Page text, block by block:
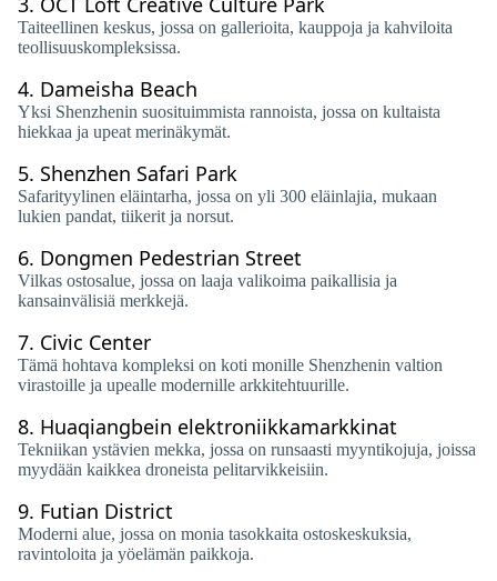
Taiteellinen keskus, jossa on gallerioita, kauppoja ja kahviloita
teollisuuskompleksissa.
4. Dameisha Beach
Yksi Shenzhenin suosituimmista rannoista, jossa on kultaista
hiekkaa ja upeat merinäkymät.
5. Shenzhen Safari Park
Safarityylinen eläintarha, jossa on yli 300 eläinlajia, mukaan
lukien pandat, tiikerit ja norsut.
6. Dongmen Pedestrian Street
Vilkas ostosalue, jossa on laaja valikoima paikallisia ja
kansainvälisiä merkkejä.
7. Civic Center
Tämä hohtava kompleksi on koti monille Shenzhenin valtion
virastoille ja upealle modernille arkkitehtuurille.
8. Huaqiangbein elektroniikkamarkkinat
Tekniikan ystävien mekka, jossa on runsaasti myyntikojuja, joissa
myydään kaikkea droneista pelitarvikkeisiin.
9. Futian District
Moderni alue, jossa on monia tasokkaita ostoskeskuksia,
ravintoloita ja yöelämän paikkoja.